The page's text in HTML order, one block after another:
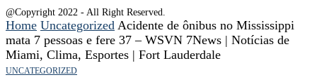
@Copyright 2022 - All Right Reserved.
Home Uncategorized Acidente de ônibus no Mississippi
mata 7 pessoas e fere 37 – WSVN 7News | Notícias de
Miami, Clima, Esportes | Fort Lauderdale
UNCATEGORIZED